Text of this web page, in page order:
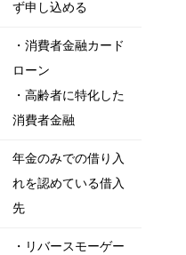
ず申し込める
・消費者金融カード
ローン
・高齢者に特化した
消費者金融
年金のみでの借り入
れを認めている借入
先
・リバースモーゲー